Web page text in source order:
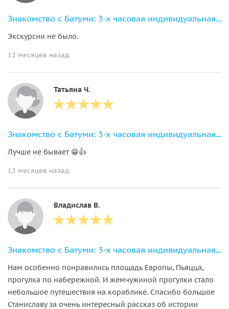
Знакомство с Батуми: 3-х часовая индивидуальная экскурсия по городу
Экскурсии не было.
12 месяцев назад
Татьяна Ч.
Знакомство с Батуми: 3-х часовая индивидуальная экскурсия по городу
Лучше не бывает 😁👍
12 месяцев назад
Владислав В.
Знакомство с Батуми: 3-х часовая индивидуальная экскурсия по городу
Нам особенно понравились площадь Европы, Пьяцца,
прогулка по набережной. И жемчужиной прогулки стало
небольшое путешествия на кораблике. Спасибо большое
Станиславу за очень интересный рассказ об истории